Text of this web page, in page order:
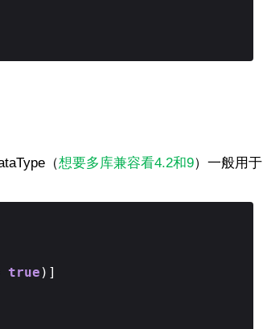
（想要多库兼容看4.2和9）一般用于
true )]